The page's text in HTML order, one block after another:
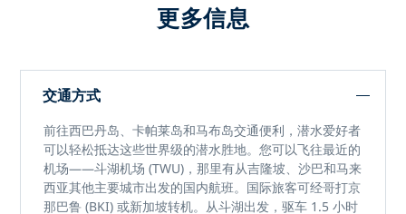
更多信息
交通方式
前往西巴丹岛、卡帕莱岛和马布岛交通便利，潜水爱好者
可以轻松抵达这些世界级的潜水胜地。您可以飞往最近的
机场——斗湖机场 (TWU)，那里有从吉隆坡、沙巴和马来
西亚其他主要城市出发的国内航班。国际旅客可经哥打京
那巴鲁 (BKI) 或新加坡转机。从斗湖出发，驱车 1.5 小时